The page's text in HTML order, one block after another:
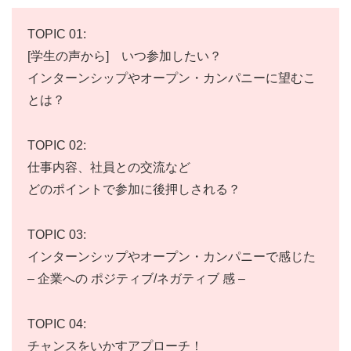
TOPIC 01:
[学生の声から] いつ参加したい？
インターンシップやオープン・カンパニーに望むこ
とは？
TOPIC 02:
仕事内容、社員との交流など
どのポイントで参加に後押しされる？
TOPIC 03:
インターンシップやオープン・カンパニーで感じた
– 企業への ポジティブ/ネガティブ 感 –
TOPIC 04:
チャンスをいかすアプローチ！